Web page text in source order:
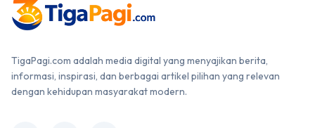
TigaPagi.com adalah media digital yang menyajikan berita,
informasi, inspirasi, dan berbagai artikel pilihan yang relevan
dengan kehidupan masyarakat modern.